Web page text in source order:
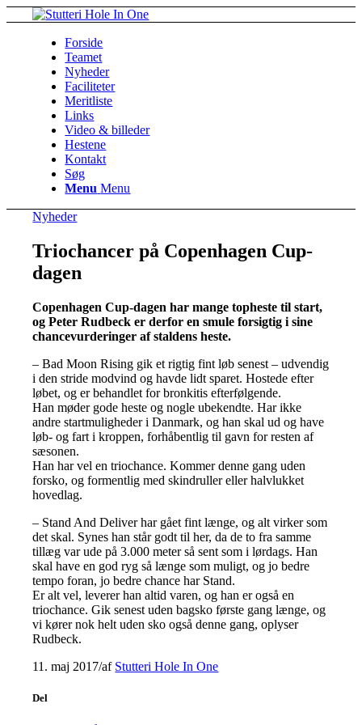
Forside
Teamet
Nyheder
Faciliteter
Meritliste
Links
Video & billeder
Hestene
Kontakt
Søg
Menu Menu
Nyheder
Triochancer på Copenhagen Cup-
dagen
Copenhagen Cup-dagen har mange topheste til start,
og Peter Rudbeck er derfor en smule forsigtig i sine
chancevurderinger af staldens heste.
– Bad Moon Rising gik et rigtig fint løb senest – udvendig
i den stride modvind og havde lidt sparet. Hostede efter
løbet, og er behandlet for bronkitis efterfølgende.
Han møder gode heste og nogle ubekendte. Har ikke
andre startmuligheder i Danmark, og han skal ud og have
løb- og fart i kroppen, forhåbentlig til gavn for resten af
sæsonen.
Han har vel en triochance. Kommer denne gang uden
forsko, og formentlig med skindruller eller halvlukket
hovedlag.
– Stand And Deliver har gået fint længe, og alt virker som
det skal. Synes han står godt til her, da de to fra samme
tillæg var ude på 3.000 meter så sent som i lørdags. Han
skal have en god ryg så længe som muligt, og jo bedre
tempo foran, jo bedre chance har Stand.
Er alt vel, leverer han altid varen, og han er også en
triochance. Gik senest uden bagsko første gang længe, og
vi kører nok helt uden sko også denne gang, oplyser
Rudbeck.
11. maj 2017/af Stutteri Hole In One
Del